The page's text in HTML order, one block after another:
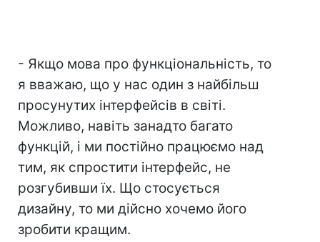
- Якщо мова про функціональність, то
я вважаю, що у нас один з найбільш
просунутих інтерфейсів в світі.
Можливо, навіть занадто багато
функцій, і ми постійно працюємо над
тим, як спростити інтерфейс, не
розгубивши їх. Що стосується
дизайну, то ми дійсно хочемо його
зробити кращим.